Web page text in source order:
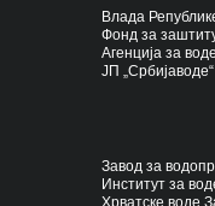
Влада
Фонд за
Агенција за
ЈП
Завод за
Институт за